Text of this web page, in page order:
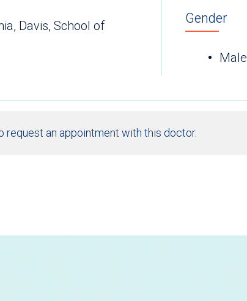
Davis, School of
Gender
Male
request an appointment with this doctor.